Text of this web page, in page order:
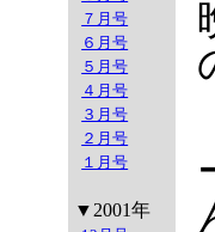
７月号
６月号
５月号
４月号
３月号
２月号
１月号
▼2001年